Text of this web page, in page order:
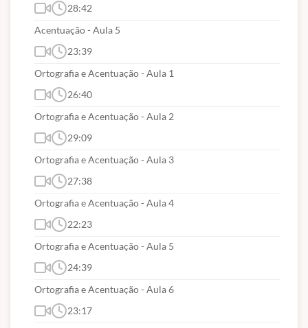
necessário para garantir a vaga dos seus sonhos.
Com toda a certeza nossos cursos irão aumentar
muito as suas chances de conquistar uma das
vagas nos principais concursos relacionados à
Carreira de Nível Médio
e receba dicas importantes para ser aprovado!
O QUE VEM NO SEU CURSO PREPARATÓRIO?
Curso com início imediato
Aulas em videoaulas gravadas para assistir
quantas vezes quiser dentro do prazo
contratual;
Conteúdos na ordem do que é mais cobrado, só
o Hertz on-line faz isso para você.
Garantia de todo o material de apoio
28:42
Acentuação - Aula 5
23:39
Ortografia e Acentuação - Aula 1
26:40
Ortografia e Acentuação - Aula 2
29:09
Ortografia e Acentuação - Aula 3
27:38
Ortografia e Acentuação - Aula 4
22:23
Ortografia e Acentuação - Aula 5
24:39
Ortografia e Acentuação - Aula 6
23:17